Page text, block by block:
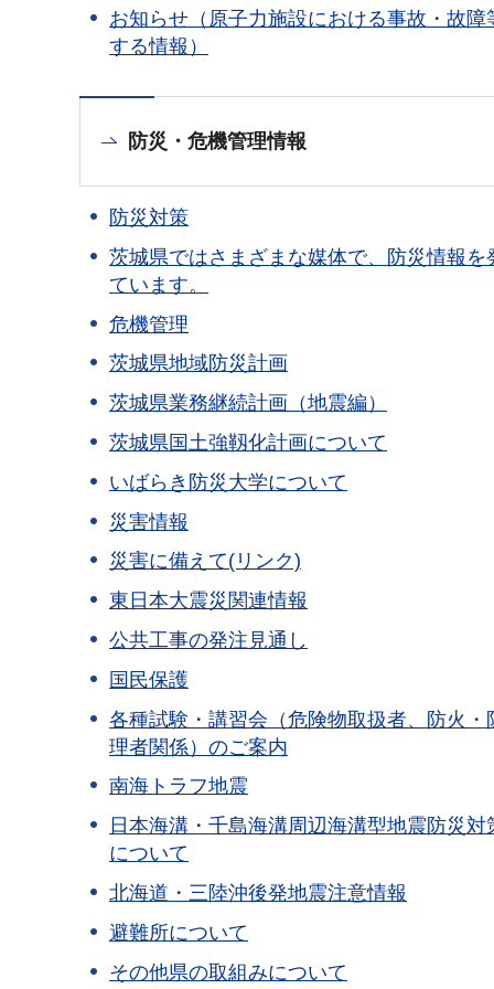
お知らせ（原子力施設における事故・故障
する情報）
防災・危機管理情報
防災対策
茨城県ではさまざまな媒体で、防災情報を
ています。
危機管理
茨城県地域防災計画
茨城県業務継続計画（地震編）
茨城県国土強靱化計画について
いばらき防災大学について
災害情報
災害に備えて(リンク)
東日本大震災関連情報
公共工事の発注見通し
国民保護
各種試験・講習会（危険物取扱者、防火・
理者関係）のご案内
南海トラフ地震
日本海溝・千島海溝周辺海溝型地震防災対
について
北海道・三陸沖後発地震注意情報
避難所について
その他県の取組みについて